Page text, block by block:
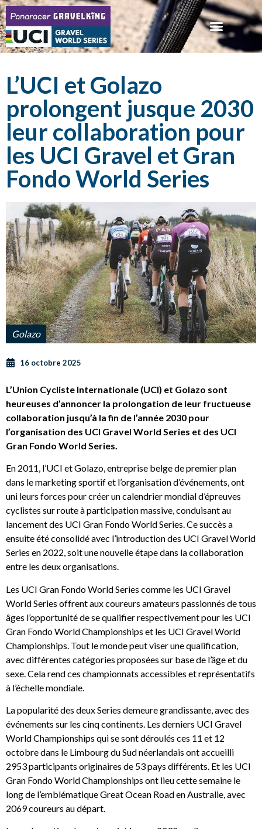
L’UCI et Golazo
prolongent jusque 2030
leur collaboration pour
les UCI Gravel et Gran
Fondo World Series
Golazo
16 octobre 2025
L’Union Cycliste Internationale (UCI) et Golazo sont
heureuses d’annoncer la prolongation de leur fructueuse
collaboration jusqu’à la fin de l’année 2030 pour
l’organisation des UCI Gravel World Series et des UCI
Gran Fondo World Series.
En 2011, l’UCI et Golazo, entreprise belge de premier plan
dans le marketing sportif et l’organisation d’événements, ont
uni leurs forces pour créer un calendrier mondial d’épreuves
cyclistes sur route à participation massive, conduisant au
lancement des UCI Gran Fondo World Series. Ce succès a
ensuite été consolidé avec l’introduction des UCI Gravel World
Series en 2022, soit une nouvelle étape dans la collaboration
entre les deux organisations.
Les UCI Gran Fondo World Series comme les UCI Gravel
World Series offrent aux coureurs amateurs passionnés de tous
âges l’opportunité de se qualifier respectivement pour les UCI
Gran Fondo World Championships et les UCI Gravel World
Championships. Tout le monde peut viser une qualification,
avec différentes catégories proposées sur base de l’âge et du
sexe. Cela rend ces championnats accessibles et représentatifs
à l’échelle mondiale.
La popularité des deux Series demeure grandissante, avec des
événements sur les cinq continents. Les derniers UCI Gravel
World Championships qui se sont déroulés ces 11 et 12
octobre dans le Limbourg du Sud néerlandais ont accueilli
2953 participants originaires de 53 pays différents. Et les UCI
Gran Fondo World Championships ont lieu cette semaine le
long de l’emblématique Great Ocean Road en Australie, avec
2069 coureurs au départ.